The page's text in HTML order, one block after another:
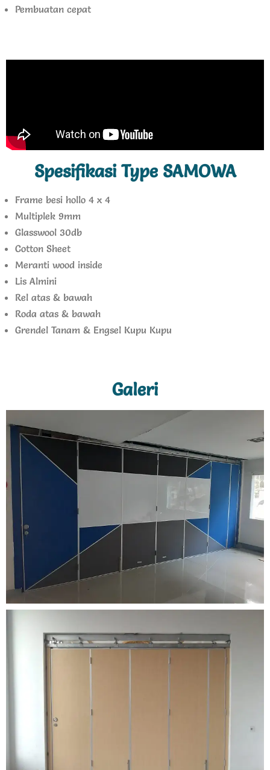
Pembuatan cepat
Spesifikasi Type SAMOWA
Frame besi hollo 4 x 4
Multiplek 9mm
Glasswool 30db
Cotton Sheet
Meranti wood inside
Lis Almini
Rel atas & bawah
Roda atas & bawah
Grendel Tanam & Engsel Kupu Kupu
Galeri